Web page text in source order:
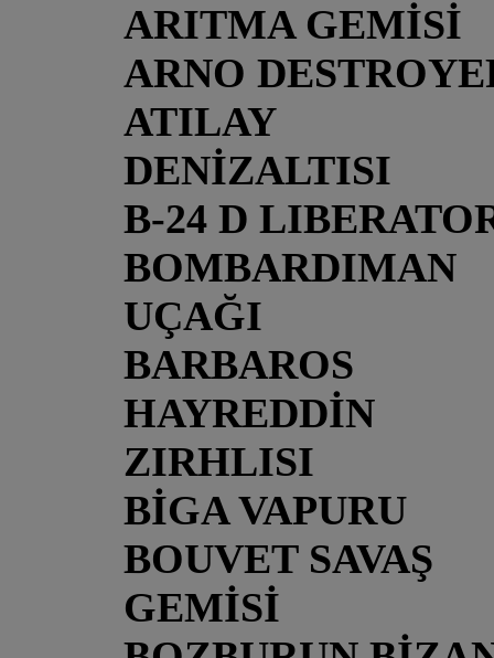
ARITMA GEMİSİ
ARNO
ATILAY
DENİZALTISI
B-24 D
BOMBARDIMAN
UÇAĞI
BARBAROS
HAYREDDİN
ZIRHLISI
BİGA VAPURU
BOUVET SAVAŞ
GEMİSİ